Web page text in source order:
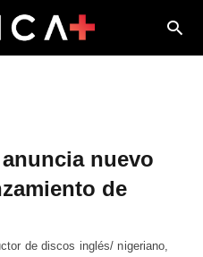
nuevo
de
de discos inglés/ nigeriano,